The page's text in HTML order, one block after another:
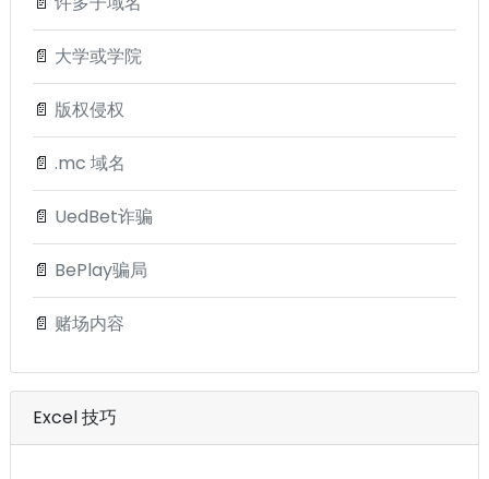
📄 大学或学院
📄 版权侵权
📄 .mc 域名
📄 UedBet诈骗
📄 BePlay骗局
📄 赌场内容
Excel 技巧